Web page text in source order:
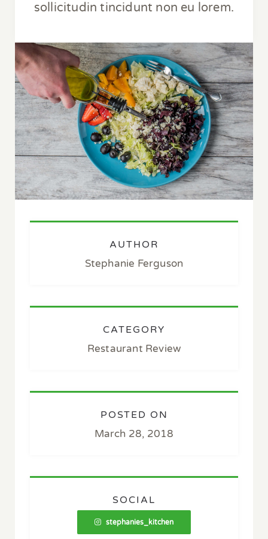
sollicitudin tincidunt non eu lorem.
AUTHOR
Stephanie Ferguson
CATEGORY
Restaurant Review
POSTED ON
March 28, 2018
SOCIAL
stephanies_kitchen